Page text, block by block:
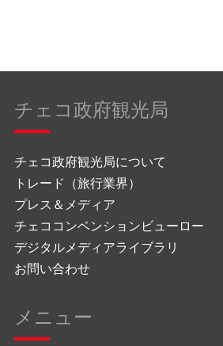
チェコ政府観光局
チェコ政府観光局について
トレード（旅行業界）
プレス＆メディア
チェココンベンションビューロー
デジタルメディアライブラリ
お問い合わせ
メニュー